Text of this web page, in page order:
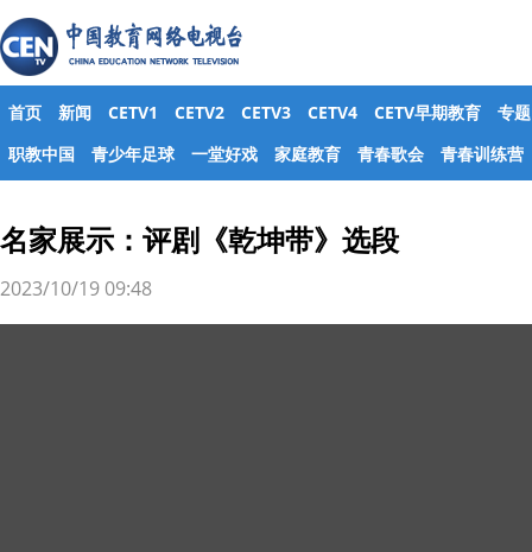
首页 新闻 CETV1 CETV2 CETV3 CETV4 CETV早期教育
专题
职教中国
青少年足球 一堂好戏 家庭教育 青春歌会 青春训练营
名家展示：评剧《乾坤带》选段
2023/10/19 09:48